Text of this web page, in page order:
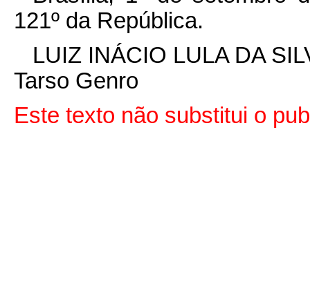
121º da República.
LUIZ INÁCIO LULA DA
Tarso Genro
Este texto não substitui o